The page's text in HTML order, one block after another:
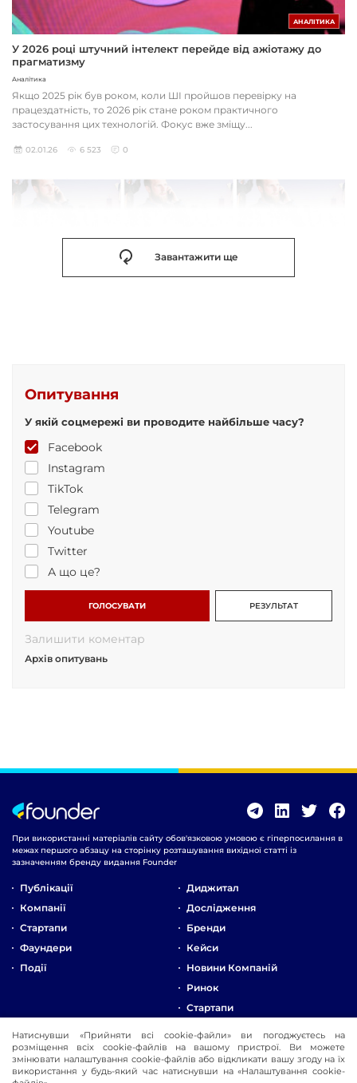
АНАЛІТИКА
У 2026 році штучний інтелект перейде від ажіотажу до
прагматизму
Аналітика
Якщо 2025 рік був роком, коли ШІ пройшов перевірку на
працездатність, то 2026 рік стане роком практичного
застосування цих технологій. Фокус вже зміщу...
02.01.26 6 523 0
Завантажити ще
Опитування
У якій соцмережі ви проводите найбільше часу?
Facebook
Instagram
TikTok
Telegram
Youtube
Twitter
А що це?
ГОЛОСУВАТИ РЕЗУЛЬТАТ
Залишити коментар
Архів опитувань
При використанні матеріалів сайту обов'язковою умовою є гіперпосилання в
межах першого абзацу на сторінку розташування вихідної статті із
зазначенням бренду видання Founder
Публікації
Компанії
Стартапи
Фаундери
Події
Диджитал
Дослідження
Бренди
Кейси
Новини Компаній
Ринок
Стартапи
Про Компанію
Реклама
Контакти
Натиснувши «Прийняти всі cookie-файли» ви погоджуєтесь на
розміщення всіх cookie-файлів на вашому пристрої. Ви можете
змінювати налаштування cookie-файлів або відкликати вашу згоду на їх
використання у будь-який час натиснувши на «Налаштування cookie-